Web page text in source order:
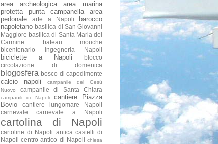
area archeologica
area marina
protetta punta campanella
area
pedonale
arte a Napoli
barocco
napoletano basilica di San Giovanni
Maggiore basilica di Santa Maria del
Carmine
bateau mouche
bicentenario ingegneria Napoli
biciclette a Napoli
blocco
circolazione di domenica
blogosfera bosco di capodimonte
calcio napoli
campanile del Gesù
Nuovo
campanile di Santa Chiara
campanili di Napoli
cantiere Piazza
Bovio
cantiere lungomare Napoli
carnevale
carnevale a Napoli
cartolina di Napoli
cartoline di Napoli antica castelli di
Napoli centro antico di Napoli chiesa